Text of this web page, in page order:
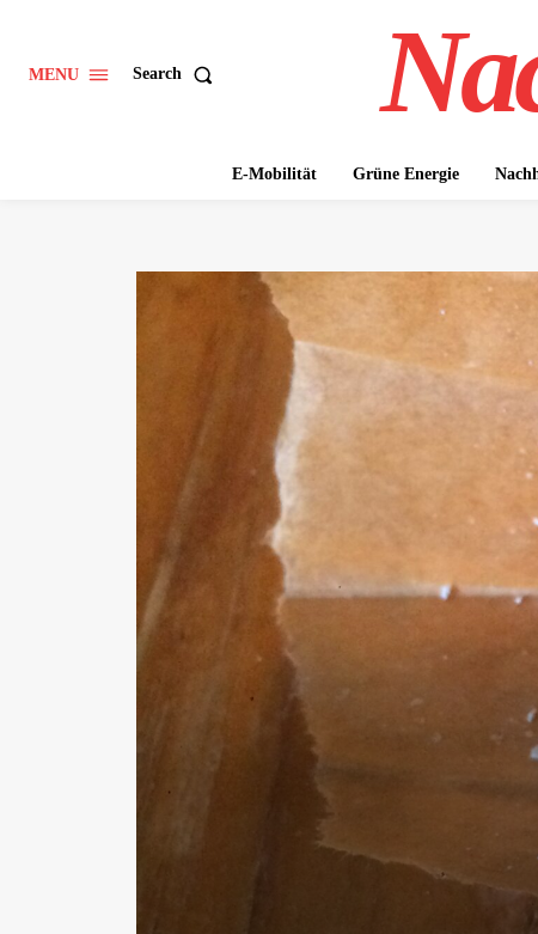
MENU Search
E-Mobilität Grüne Energie